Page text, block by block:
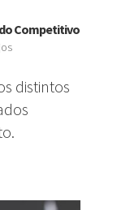
Competitivo
distintos